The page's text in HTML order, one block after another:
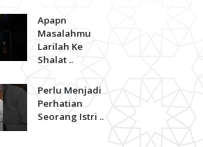
Apapn
Masalahmu
Larilah Ke
Shalat ..
Perlu Menjadi
Perhatian
Seorang Istri ..